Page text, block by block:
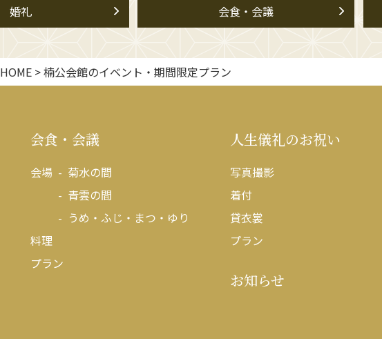
婚礼 会食・会議
HOME >楠公会館のイベント・期間限定プラン
会食・会議
会場
菊水の間
青雲の間
うめ・ふじ・まつ・ゆり
料理
プラン
人生儀礼のお祝い
写真撮影
着付
貸衣裳
プラン
お知らせ